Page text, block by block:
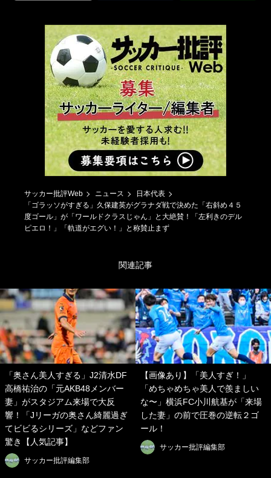
サッカー批評Web ニュース
日本代表
「ゴラッソがすぎる」久保建英がグラナダ戦で決めた「右斜め４５
度ゴール」が「ワールドクラスじゃん」と大絶賛！「左利きのデル
ピエロ！」「軌道がエグい！」と称賛止まず
関連記事
「奥さん美人すぎる」J2清水DF
高橋祐治の「元AKB48メンバー
妻」がスタジアム来場で大反
響！「Jリーガの奥さん綺麗過ぎ
てビビるシリーズ」などファン
驚き【人気記事】
サッカー批評編集部
【画像あり】「美人すぎ！」
「めちゃめちゃ美人で羨ましい
な〜」横浜FC小川航基が「来場
した妻」の前で圧巻の逆転２ゴ
ール！
サッカー批評編集部